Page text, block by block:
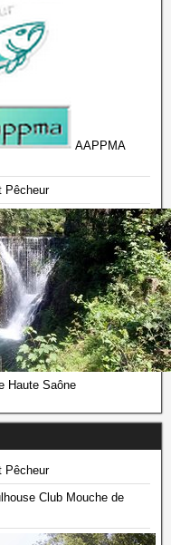
AAPPMA
Pêcheur
Haute Saône
Pêcheur
Club Mouche de